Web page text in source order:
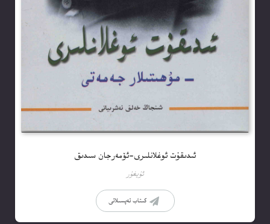
ئىدىقۇت ئوغلانلىرى-ئۆمەرجان سىدىق
ئۇيغۇر
كىتاب تەپسىلاتى